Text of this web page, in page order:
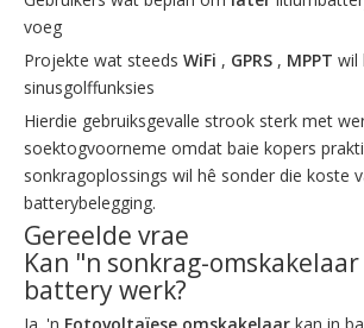
voeg
Projekte wat steeds WiFi , GPRS , MPPT wil
sinusgolffunksies
Hierdie gebruiksgevalle strook sterk met
soektogvoorneme omdat baie kopers
sonkragoplossings wil hê sonder die koste
batterybelegging.
Gereelde vrae
Kan "n sonkrag-
battery werk?